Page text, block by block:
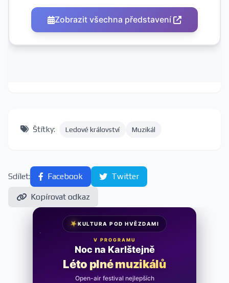
Zobrazit všechna představení
Štítky: Ledové království Muzikál
Sdílet: Facebook Twitter
Kopírovat odkaz
★KULTURA POD HVĚZDAMI
V PROGRAMU
Noc na Karlštejně
Léto plné muzikálů
Open-air festival nejlepších